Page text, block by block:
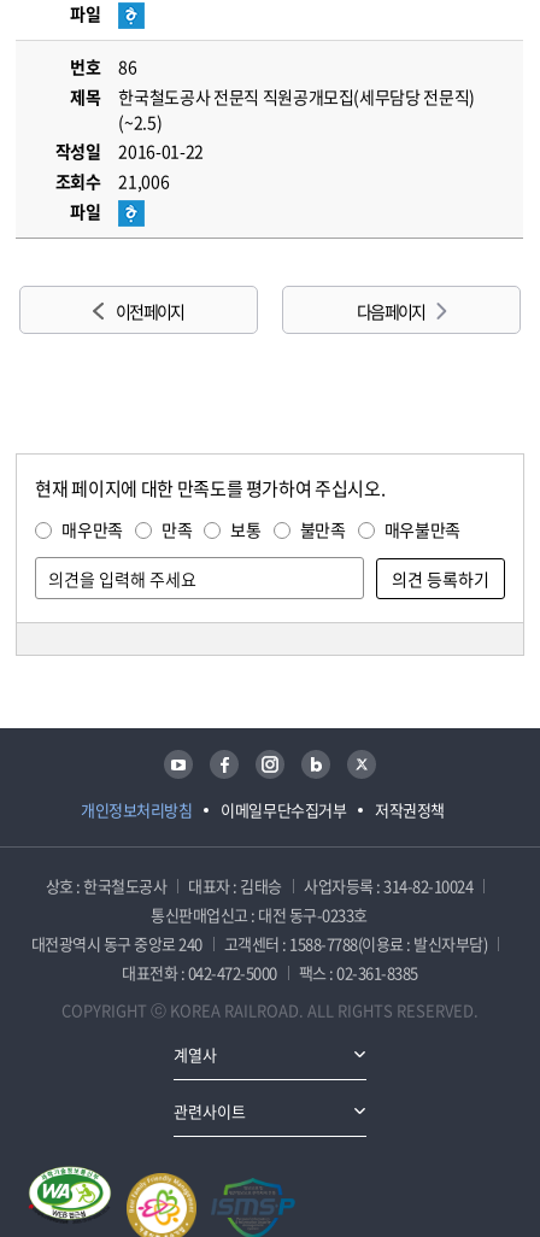
파일
번호
86
제목
한국철도공사 전문직 직원공개모집(세무담당 전문직)
(~2.5)
작성일
2016-01-22
조회수
21,006
파일
이전 페이지 다음 페이지
현재 페이지에 대한 만족도를 평가하여 주십시오.
매우만족 만족 보통 불만족 매우불만족
개인정보처리방침 이메일무단수집거부 저작권정책
유튜브 페이스북 인스타그램 블로그 트위터
상호 : 한국철도공사 대표자 : 김태승
사업자등록 : 314-82-10024
통신판매업신고 : 대전 동구-0233호
대전광역시 동구 중앙로 240
고객센터 : 1588-7788(이용료 : 발신자부담)
대표전화 : 042-472-5000
팩스 : 02-361-8385
COPYRIGHT ⓒ KOREA RAILROAD. ALL RIGHTS RESERVED.
계열사
관련사이트